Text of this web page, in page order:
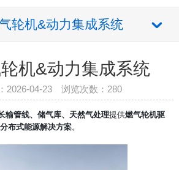
轮机&动力集成系统
机&动力集成系统
2026-04-23 浏览次数： 280
输管线、储气库、天然气处理提供燃气轮机驱
布式能源解决方案。